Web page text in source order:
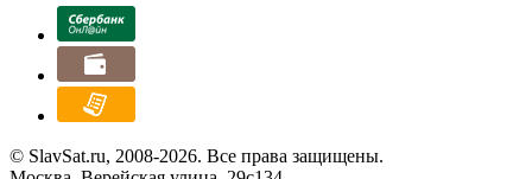
© SlavSat.ru, 2008-2026. Все права защищены.